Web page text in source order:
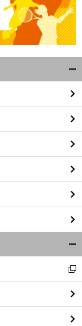
前
閉
る
閉
る
新
し
い
ウ
ィ